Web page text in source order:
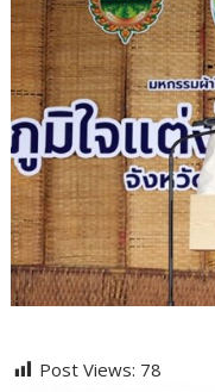
Post Views: 78